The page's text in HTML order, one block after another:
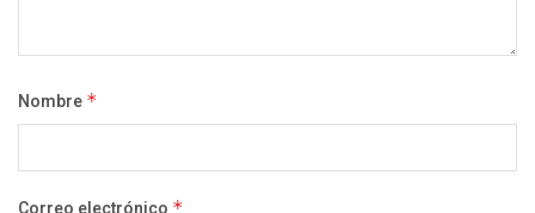
Nombre *
*